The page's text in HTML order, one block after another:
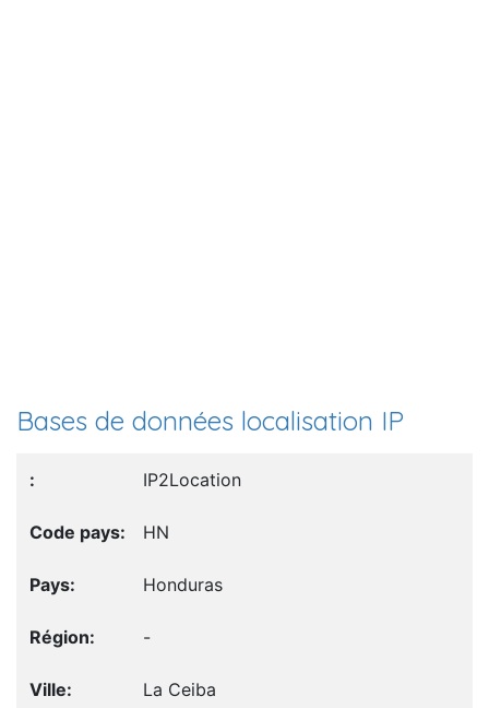
Bases de données localisation IP
IP2Location
HN
Honduras
-
La Ceiba